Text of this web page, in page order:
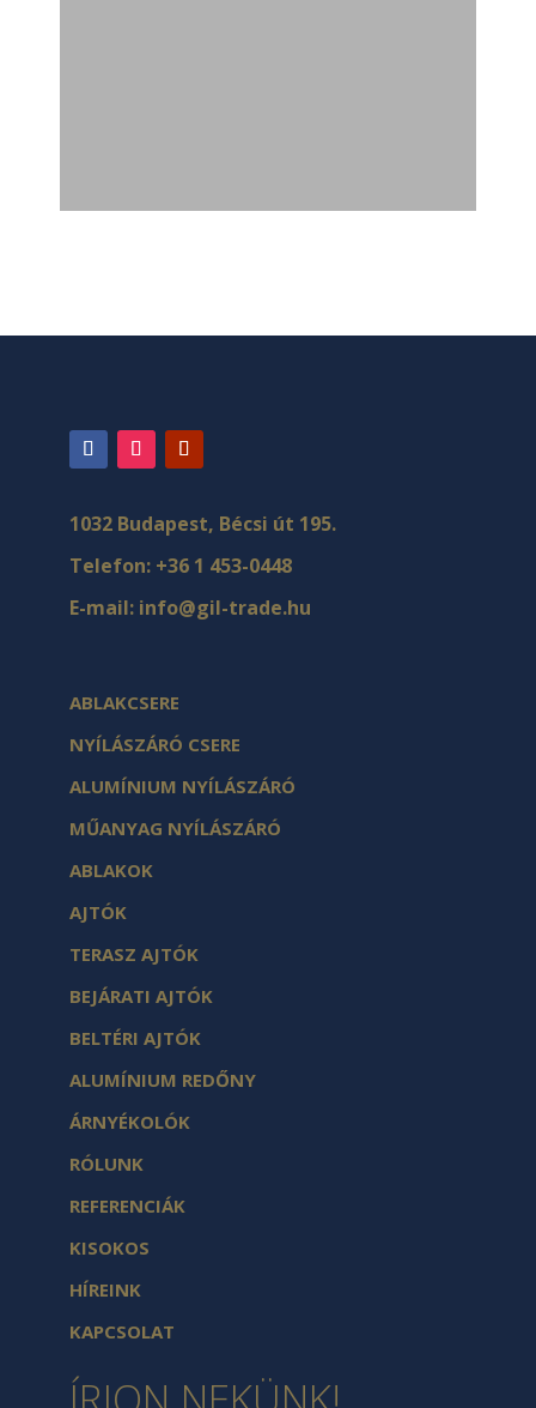
1032 Budapest, Bécsi út 195.
Telefon: +36 1 453-0448
E-mail: info@gil-trade.hu
ABLAKCSERE
NYÍLÁSZÁRÓ CSERE
ALUMÍNIUM NYÍLÁSZÁRÓ
MŰANYAG NYÍLÁSZÁRÓ
ABLAKOK
AJTÓK
TERASZ AJTÓK
BEJÁRATI AJTÓK
BELTÉRI AJTÓK
ALUMÍNIUM REDŐNY
ÁRNYÉKOLÓK
RÓLUNK
REFERENCIÁK
KISOKOS
HÍREINK
KAPCSOLAT